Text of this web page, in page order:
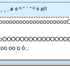
¸ , ø ¤ º ° ` ° º ¤ ø!!
oo o ō...